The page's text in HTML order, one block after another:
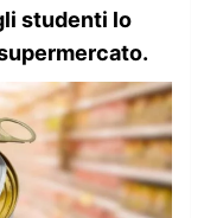
studenti lo